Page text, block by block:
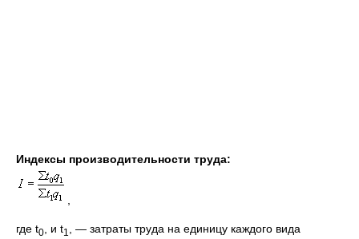
Индексы производительности труда:
,
где t0, и t1 , — затраты труда на единицу каждого вида